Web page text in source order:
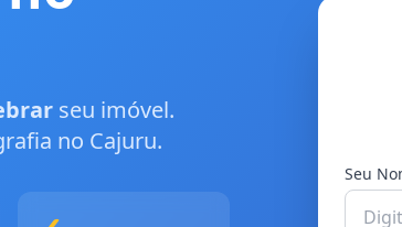
seu imóvel.
no Cajuru.
Seu